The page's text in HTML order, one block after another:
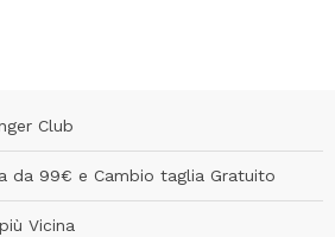
Club
da 99€ e Cambio taglia Gratuito
Vicina